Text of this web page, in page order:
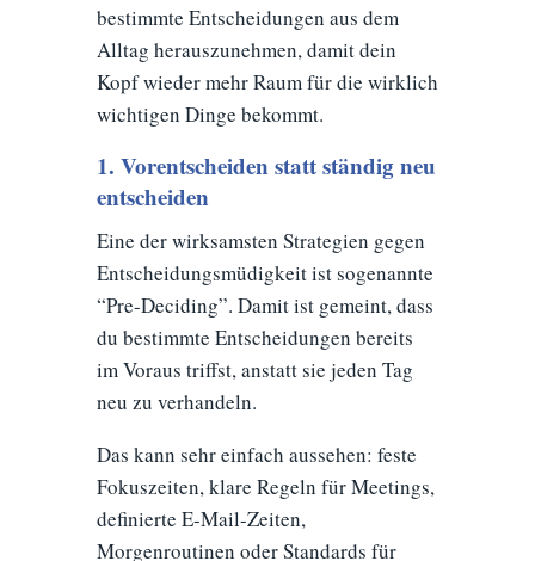
bestimmte Entscheidungen aus dem
Alltag herauszunehmen, damit dein
Kopf wieder mehr Raum für die wirklich
wichtigen Dinge bekommt.
1. Vorentscheiden statt ständig neu
entscheiden
Eine der wirksamsten Strategien gegen
Entscheidungsmüdigkeit ist sogenannte
“Pre-Deciding”. Damit ist gemeint, dass
du bestimmte Entscheidungen bereits
im Voraus triffst, anstatt sie jeden Tag
neu zu verhandeln.
Das kann sehr einfach aussehen: feste
Fokuszeiten, klare Regeln für Meetings,
definierte E-Mail-Zeiten,
Morgenroutinen oder Standards für